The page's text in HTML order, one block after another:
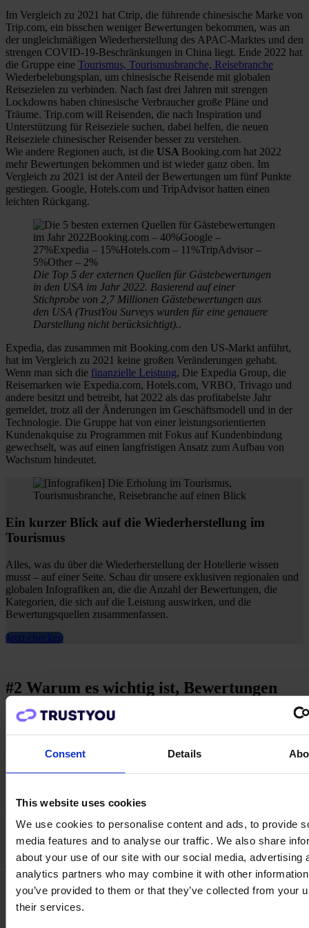
Consent Details
This website uses cookies
We use cookies to personalise content and ads, to provide
media features and to analyse our traffic. We also share
about your use of our site with our social media, advertising
analytics partners who may combine it with other
you’ve provided to them or that they’ve collected from your
their services.
Im Vergleich zu 2021 hat Ctrip, die führende chinesische Marke von
Trip.com, ein bisschen weniger Bewertungen bekommen, was an
der ungleichmäßigen Wiederherstellung des APAC-Marktes und den
strengen COVID-19-Beschränkungen in China liegt. Ende 2022 hat
die Gruppe eine Tourismus, Tourismusbranche, Reisebranche
Wiederbelebungsplan, um chinesische Reisende mit globalen
Reisezielen zu verbinden. Nach fast drei Jahren mit strengen
Lockdowns haben chinesische Verbraucher große Pläne und
Träume. Trip.com will Reisenden, die nach Inspiration und
Unterstützung für Reiseziele suchen, dabei helfen, die neuen
Reiseziele chinesischer Reisender besser zu verstehen.
Wie andere Regionen auch, ist die USA Booking.com hat 2022
mehr Bewertungen bekommen und ist wieder ganz oben. Im
Vergleich zu 2021 ist der Anteil der Bewertungen um fünf Punkte
gestiegen. Google, Hotels.com und TripAdvisor hatten einen
leichten Rückgang.
Die Top 5 der externen Quellen für Gästebewertungen
in den USA im Jahr 2022. Basierend auf einer
Stichprobe von 2,7 Millionen Gästebewertungen aus
den USA (TrustYou Surveys wurden für eine genauere
Darstellung nicht berücksichtigt)..
Expedia, das zusammen mit Booking.com den US-Markt anführt,
hat im Vergleich zu 2021 keine großen Veränderungen gehabt.
Wenn man sich die finanzielle Leistung, Die Expedia Group, die
Reisemarken wie Expedia.com, Hotels.com, VRBO, Trivago und
andere besitzt und betreibt, hat 2022 als das profitabelste Jahr
gemeldet, trotz all der Änderungen im Geschäftsmodell und in der
Technologie. Die Gruppe hat von einer leistungsorientierten
Kundenakquise zu Programmen mit Fokus auf Kundenbindung
gewechselt, was auf einen langfristigen Ansatz zum Aufbau von
Wachstum hindeutet.
Ein kurzer Blick auf die Wiederherstellung im
Tourismus
Alles, was du über die Wiederherstellung der Hotellerie wissen
musst – auf einer Seite. Schau dir unsere exklusiven regionalen und
globalen Infografiken an, die die Anzahl der Bewertungen, die
Kategorien, die sich auf die Leistung auswirken, und die
Bewertungsquellen zusammenfassen.
Jetzt checken
#2 Warum es wichtig ist, Bewertungen
auf mehreren Plattformen anzuzeigen
Recherchezeigt, dass die erste Anlaufstelle für Reisende, die
51.4 %Viele Reisende
checken lieber die
Bewertungen direkt bei der
Quelle – auf der Webseite des